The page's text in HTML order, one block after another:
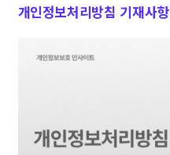
개인정보처리방침 기재사항